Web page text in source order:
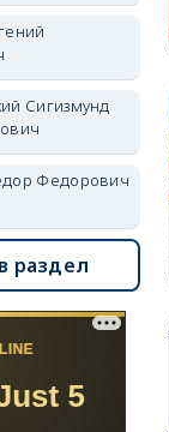
Сигизмунд
Федорович
раздел